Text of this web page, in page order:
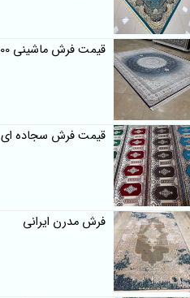
قیمت فرش ماشینی 1500 شانه
قیمت فرش سجاده ای
فرش مدرن ایرانی